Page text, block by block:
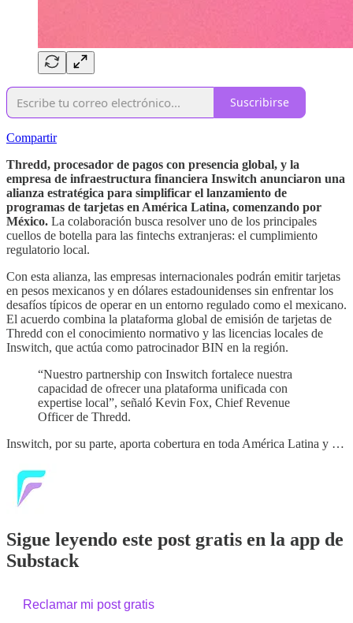
Suscribirse
Compartir
Thredd, procesador de pagos con presencia global, y la
empresa de infraestructura financiera Inswitch anunciaron una
alianza estratégica para simplificar el lanzamiento de
programas de tarjetas en América Latina, comenzando por
México. La colaboración busca resolver uno de los principales
cuellos de botella para las fintechs extranjeras: el cumplimiento
regulatorio local.
Con esta alianza, las empresas internacionales podrán emitir tarjetas
en pesos mexicanos y en dólares estadounidenses sin enfrentar los
desafíos típicos de operar en un entorno regulado como el mexicano.
El acuerdo combina la plataforma global de emisión de tarjetas de
Thredd con el conocimiento normativo y las licencias locales de
Inswitch, que actúa como patrocinador BIN en la región.
“Nuestro partnership con Inswitch fortalece nuestra
capacidad de ofrecer una plataforma unificada con
expertise local”, señaló Kevin Fox, Chief Revenue
Officer de Thredd.
Inswitch, por su parte, aporta cobertura en toda América Latina y …
Sigue leyendo este post gratis en la app de
Substack
Reclamar mi post gratis